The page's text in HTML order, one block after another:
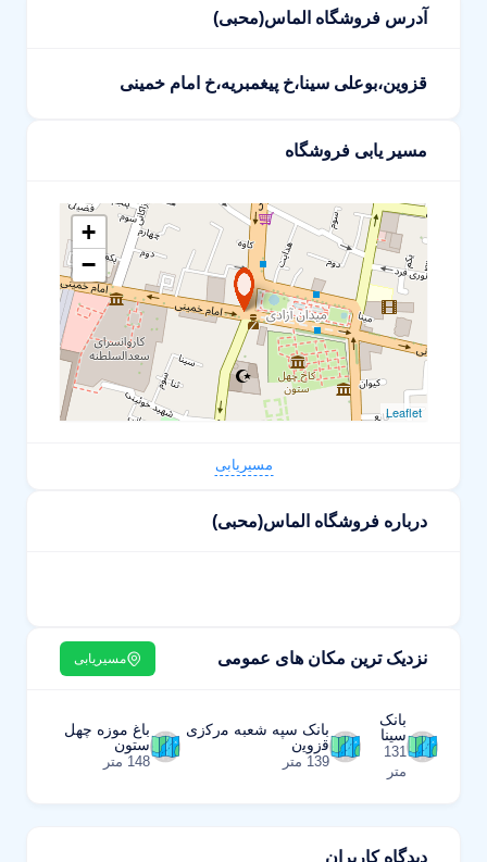
آدرس فروشگاه الماس(محبی)
قزوین،بوعلی سینا،خ پیغمبریه،خ امام خمینی
مسیر یابی فروشگاه
+
−
Leaflet
مسیریابی
درباره فروشگاه الماس(محبی)
نزدیک ترین مکان های عمومی مسیریابی
بانک
سینا
131
متر
بانک سپه شعبه ﻣرﮐزی
ﻗزوﯾن
139 متر
باغ موزه چهل
ستون
148 متر
دیدگاه کاربران